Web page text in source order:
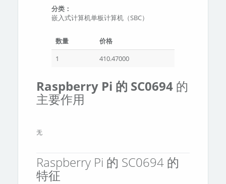
分类：
嵌入式计算机单板计算机（SBC）
数量
价格
1
410.47000
Raspberry Pi 的 SC0694 的
主要作用
无
Raspberry Pi 的 SC0694 的
特征